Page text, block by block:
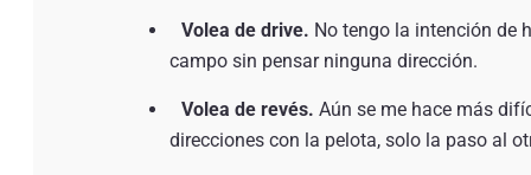
Volea de drive. No tengo la intención de
campo sin pensar ninguna dirección.
Volea de revés. Aún se me hace más
direcciones con la pelota, solo la paso al